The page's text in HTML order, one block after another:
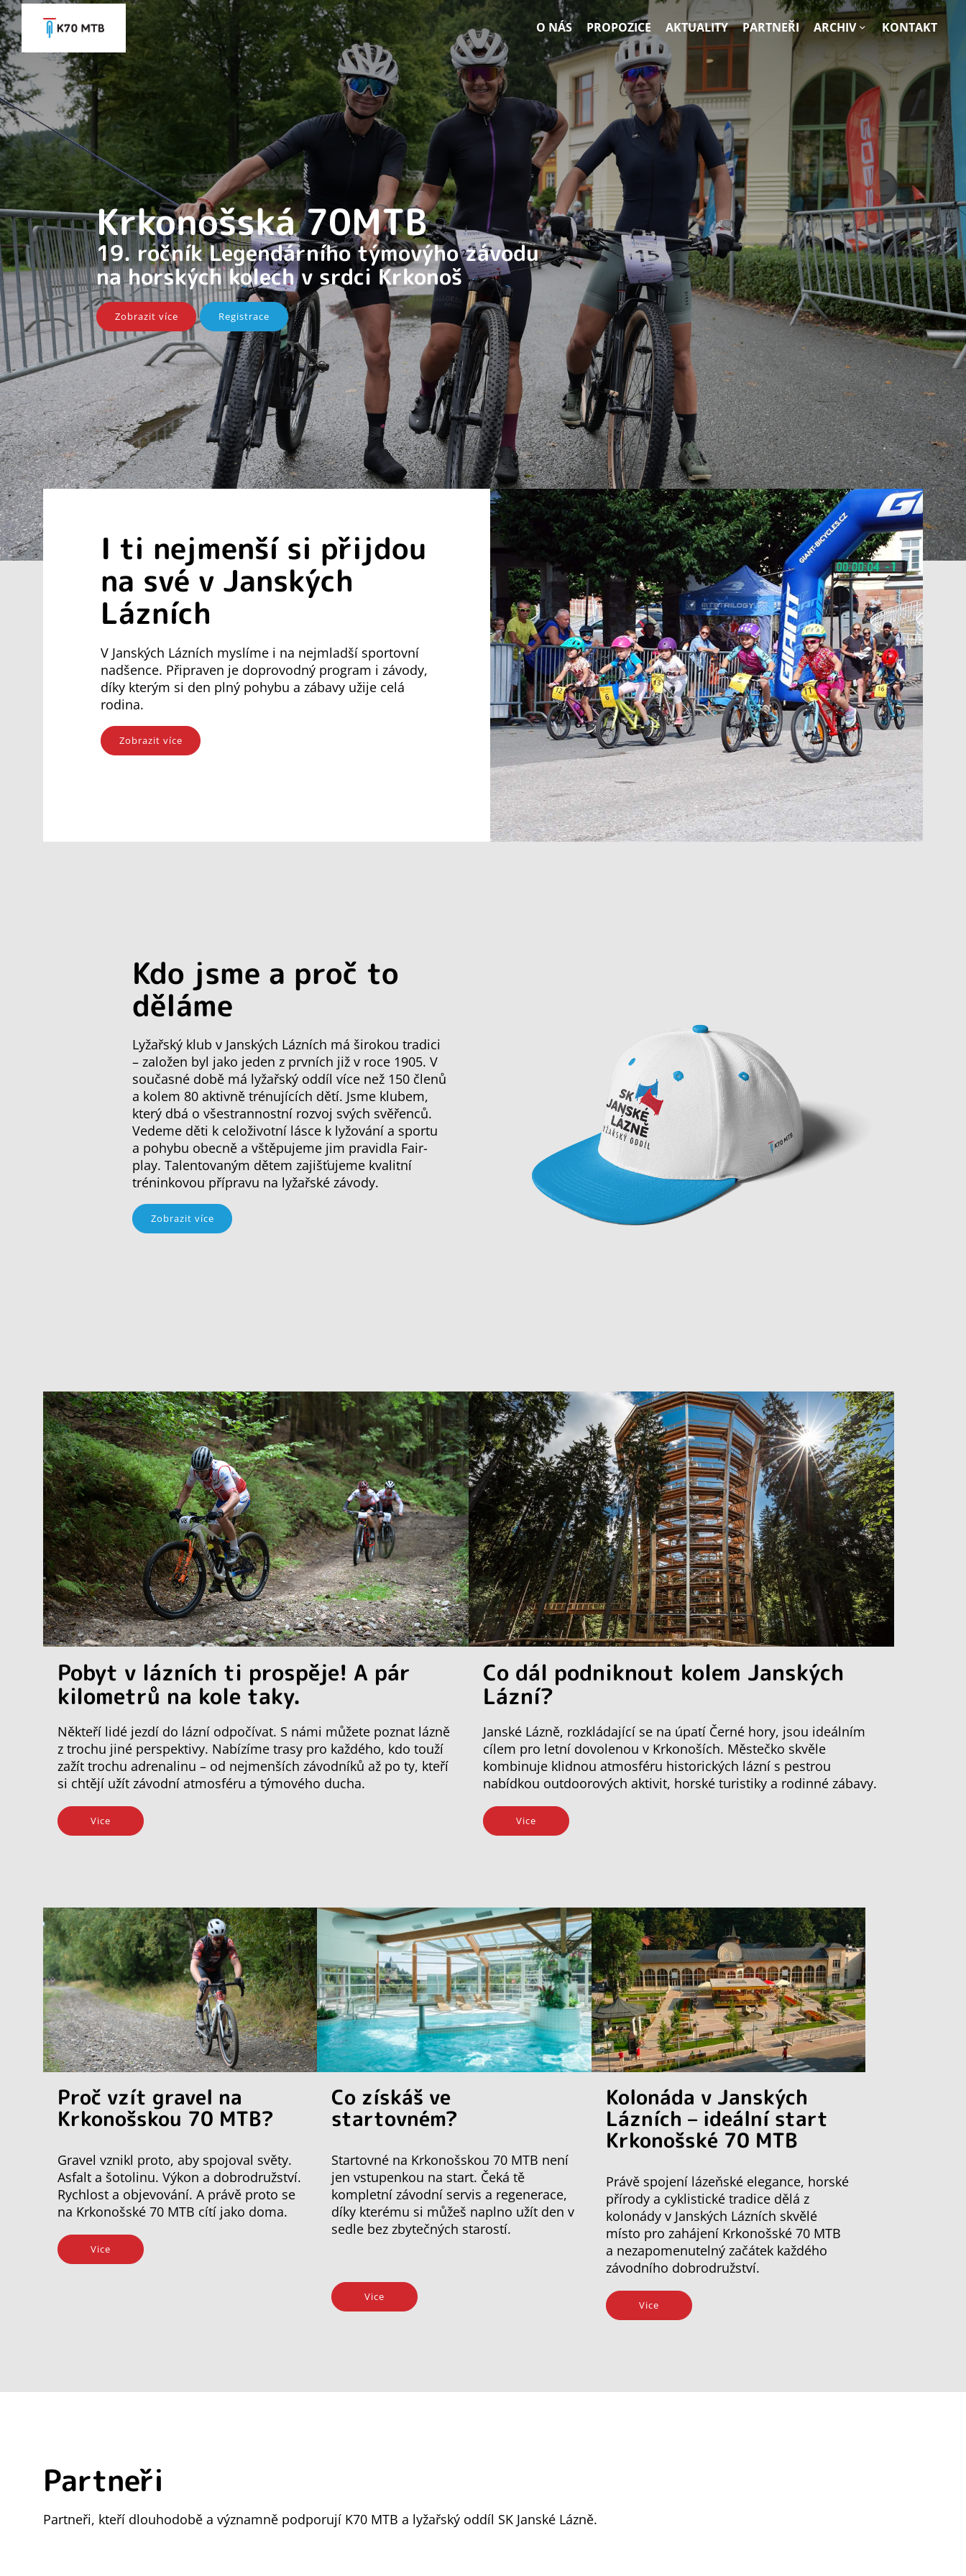
O NÁS PROPOZICE AKTUALITY PARTNEŘI ARCHIV KONTAKT
Krkonošská 70MTB
19. ročník Legendárního týmovýho závodu
na horských kolech v srdci Krkonoš
Zobrazit více Registrace
I ti nejmenší si přijdou
na své v Janských
Lázních
V Janských Lázních myslíme i na nejmladší sportovní
nadšence. Připraven je doprovodný program i závody,
díky kterým si den plný pohybu a zábavy užije celá
rodina.
Zobrazit více
Kdo jsme a proč to
děláme
Lyžařský klub v Janských Lázních má širokou tradici
– založen byl jako jeden z prvních již v roce 1905. V
současné době má lyžařský oddíl více než 150 členů
a kolem 80 aktivně trénujících dětí. Jsme klubem,
který dbá o všestrannostní rozvoj svých svěřenců.
Vedeme děti k celoživotní lásce k lyžování a sportu
a pohybu obecně a vštěpujeme jim pravidla Fair-
play. Talentovaným dětem zajišťujeme kvalitní
tréninkovou přípravu na lyžařské závody.
Zobrazit více
Pobyt v lázních ti prospěje! A pár
kilometrů na kole taky.
Někteří lidé jezdí do lázní odpočívat. S námi můžete poznat lázně
z trochu jiné perspektivy. Nabízíme trasy pro každého, kdo touží
zažít trochu adrenalinu – od nejmenších závodníků až po ty, kteří
si chtějí užít závodní atmosféru a týmového ducha.
Vice
Co dál podniknout kolem Janských
Lázní?
Janské Lázně, rozkládající se na úpatí Černé hory, jsou ideálním
cílem pro letní dovolenou v Krkonoších. Městečko skvěle
kombinuje klidnou atmosféru historických lázní s pestrou
nabídkou outdoorových aktivit, horské turistiky a rodinné zábavy.
Vice
Proč vzít gravel na
Krkonošskou 70 MTB?
Gravel vznikl proto, aby spojoval světy.
Asfalt a šotolinu. Výkon a dobrodružství.
Rychlost a objevování. A právě proto se
na Krkonošské 70 MTB cítí jako doma.
Vice
Co získáš ve
startovném?
Startovné na Krkonošskou 70 MTB není
jen vstupenkou na start. Čeká tě
kompletní závodní servis a regenerace,
díky kterému si můžeš naplno užít den v
sedle bez zbytečných starostí.
Vice
Kolonáda v Janských
Lázních – ideální start
Krkonošské 70 MTB
Právě spojení lázeňské elegance, horské
přírody a cyklistické tradice dělá z
kolonády v Janských Lázních skvělé
místo pro zahájení Krkonošské 70 MTB
a nezapomenutelný začátek každého
závodního dobrodružství.
Vice
Partneři
Partneři, kteří dlouhodobě a významně podporují K70 MTB a lyžařský oddíl SK Janské Lázně.